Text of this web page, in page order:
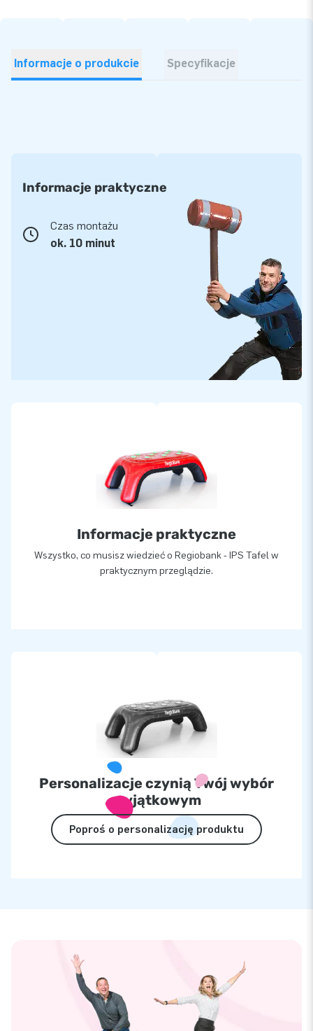
Informacje o produkcie Specyfikacje
Informacje praktyczne
Czas montażu
ok. 10 minut
Informacje praktyczne
Wszystko, co musisz wiedzieć o Regiobank - IPS Tafel w
praktycznym przeglądzie.
Personalizacje czynią Twój wybór
wyjątkowym
Poproś o personalizację produktu